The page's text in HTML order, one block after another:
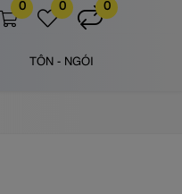
0 0 0
TÔN - NGÓI